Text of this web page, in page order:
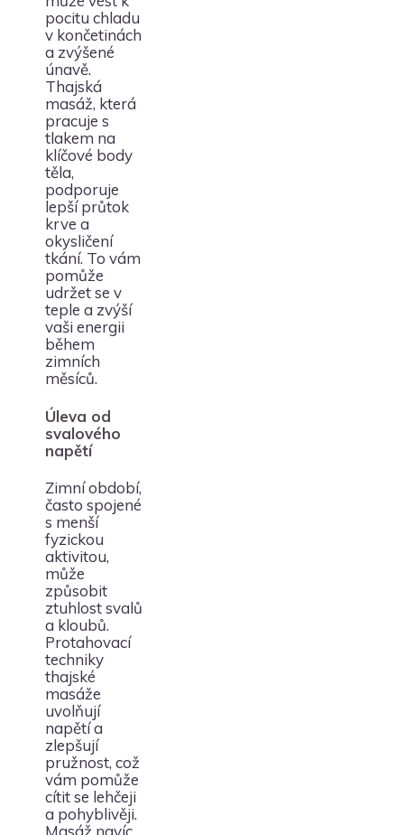
pocitu chladu
v končetinách
a zvýšené
únavě.
Thajská
masáž, která
pracuje s
tlakem na
klíčové body
těla,
podporuje
lepší průtok
krve a
okysličení
tkání. To vám
pomůže
udržet se v
teple a zvýší
vaši energii
během
zimních
měsíců.
Úleva od
svalového
napětí
Zimní období,
často spojené
s menší
fyzickou
aktivitou,
může
způsobit
ztuhlost svalů
a kloubů.
Protahovací
techniky
thajské
masáže
uvolňují
napětí a
zlepšují
pružnost, což
vám pomůže
cítit se lehčeji
a pohyblivěji.